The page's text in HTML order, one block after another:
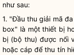
như sau:
1. "Đầu thu giải mã
box" là một thiết bị
bị (bộ thu) được nối
hoặc cáp để thu tín